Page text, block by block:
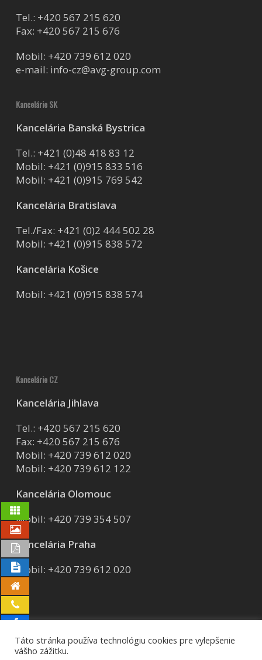
Tel.: +420 567 215 620
Fax: +420 567 215 676
Mobil: +420 739 612 020
e-mail: info-cz@avg-group.com
Kancelárie SK
Kancelária Banská Bystrica
Tel.: +421 (0)48 418 83 12
Mobil: +421 (0)915 833 516
Mobil: +421 (0)915 769 542
Kancelária Bratislava
Tel./Fax: +421 (0)2 444 502 28
Mobil: +421 (0)915 838 572
Kancelária Košice
Mobil: +421 (0)915 838 574
Kancelárie CZ
Kancelária Jihlava
Tel.: +420 567 215 620
Fax: +420 567 215 676
Mobil: +420 739 612 020
Mobil: +420 739 612 122
Kancelária Olomouc
Mobil: +420 739 354 507
Kancelária Praha
Mobil: +420 739 612 020
© 2026 AVG group a.s..
Táto stránka používa technológiu cookies pre vylepšenie
vášho zážitku.